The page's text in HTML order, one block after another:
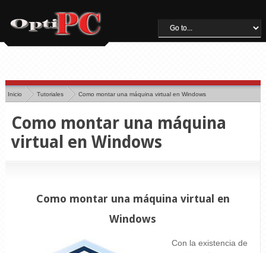
Inicio Tutoriales Como montar una máquina virtual en Windows
Como montar una máquina
virtual en Windows
Como montar una máquina virtual en
Windows
Con la existencia de